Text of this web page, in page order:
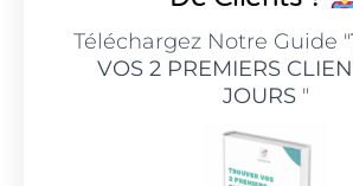
Téléchargez Notre Guide "
VOS 2 PREMIERS
JOURS"